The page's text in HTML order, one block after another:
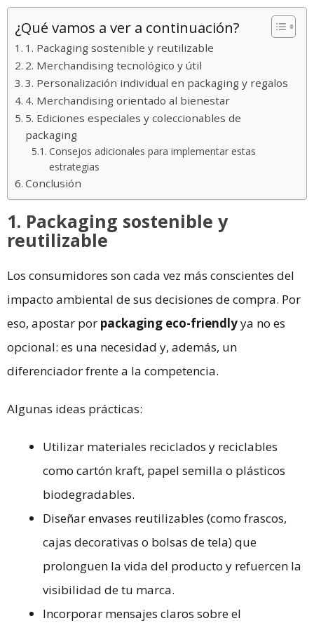
¿Qué vamos a ver a continuación?
1. Packaging sostenible y reutilizable
2. Merchandising tecnológico y útil
3. Personalización individual en packaging y regalos
4. Merchandising orientado al bienestar
5. Ediciones especiales y coleccionables de
packaging
Consejos adicionales para implementar estas
estrategias
Conclusión
1. Packaging sostenible y
reutilizable
Los consumidores son cada vez más conscientes del
impacto ambiental de sus decisiones de compra. Por
eso, apostar por packaging eco-friendlyya no es
opcional: es una necesidad y, además, un
diferenciador frente a la competencia.
Algunas ideas prácticas:
Utilizar materiales reciclados y reciclables
como cartón kraft, papel semilla o plásticos
biodegradables.
Diseñar envases reutilizables (como frascos,
cajas decorativas o bolsas de tela) que
prolonguen la vida del producto y refuercen la
visibilidad de tu marca.
Incorporar mensajes claros sobre el